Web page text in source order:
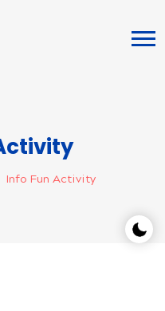
Info Fun Activity